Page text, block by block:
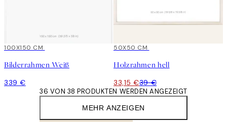
100X150 CM
Bilderrahmen Weiß
339 €
15%*
50X50 CM
Holzrahmen hell
33,15 €39 €
MEHR ANZEIGEN
36 VON 38 PRODUKTEN WERDEN ANGEZEIGT